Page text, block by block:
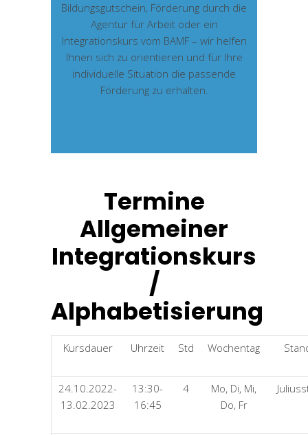
Bildungsgutschein, Förderung durch die
Agentur für Arbeit oder ein
Integrationskurs vom BAMF – wir helfen
Ihnen sich zu orientieren und für Ihre
individuelle Situation die passende
Förderung zu erhalten.
Termine
Allgemeiner
Integrationskurs
/
Alphabetisierung
Kursdauer Uhrzeit Std Wochentag
24.10.2022-
13.02.2023
13:30-
16:45
4
Mo, Di, Mi,
Do, Fr